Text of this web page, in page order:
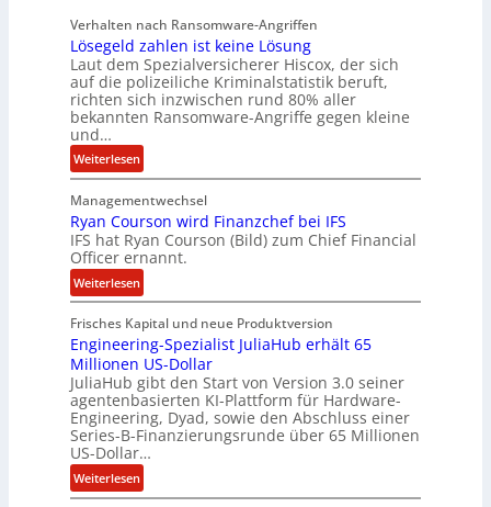
S
p
u
r
y
a
r
b
e
t
e
n
z
u
s
a
m
m
e
n
Verhalten nach Ransomware-Angriffen
Lösegeld zahlen ist keine Lösung
Laut dem Spezialversicherer Hiscox, der sich
auf die polizeiliche Kriminalstatistik beruft,
richten sich inzwischen rund 80% aller
bekannten Ransomware-Angriffe gegen kleine
und…
Weiterlesen:
L
ö
s
e
g
e
l
d
z
a
h
l
e
i
s
Managementwechsel
Ryan Courson wird Finanzchef bei IFS
IFS hat Ryan Courson (Bild) zum Chief Financial
Officer ernannt.
Weiterlesen:
R
y
a
n
C
o
u
s
o
Frisches Kapital und neue Produktversion
Engineering-Spezialist JuliaHub erhält 65
Millionen US-Dollar
JuliaHub gibt den Start von Version 3.0 seiner
agentenbasierten KI-Plattform für Hardware-
Engineering, Dyad, sowie den Abschluss einer
Series-B-Finanzierungsrunde über 65 Millionen
US-Dollar…
Weiterlesen:
E